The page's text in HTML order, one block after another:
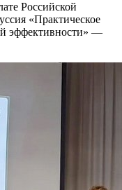
Российской
«Практическое
эффективности» —